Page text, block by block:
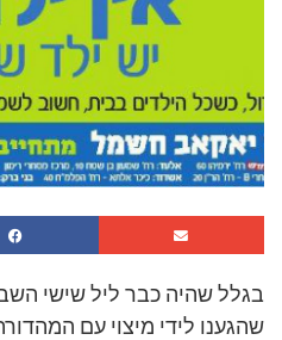
בגלל שהיה כבר ליל שישי
שהגענו לידי מיצוי עם